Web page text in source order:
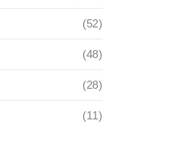
(52)
(48)
(28)
(11)